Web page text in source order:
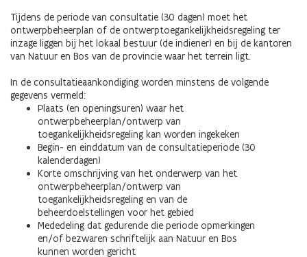
Tijdens de periode van consultatie (30 dagen) moet het
ontwerpbeheerplan of de ontwerptoegankelijkheidsregeling ter
inzage liggen bij het lokaal bestuur (de indiener) en bij de kantoren
van Natuur en Bos van de provincie waar het terrein ligt.
In de consultatieaankondiging worden minstens de volgende
gegevens vermeld:
Plaats (en openingsuren) waar het
ontwerpbeheerplan/ontwerp van
toegankelijkheidsregeling kan worden ingekeken
Begin- en einddatum van de consultatieperiode (30
kalenderdagen)
Korte omschrijving van het onderwerp van het
ontwerpbeheerplan/ontwerp van
toegankelijkheidsregeling en van de
beheerdoelstellingen voor het gebied
Mededeling dat gedurende die periode opmerkingen
en/of bezwaren schriftelijk aan Natuur en Bos
kunnen worden gericht